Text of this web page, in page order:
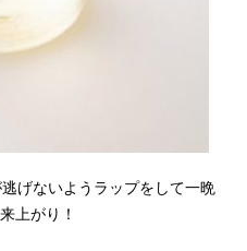
げないようラップをして一晩
上がり！